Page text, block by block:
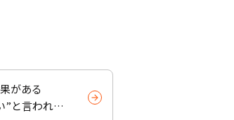
がある
と言われる